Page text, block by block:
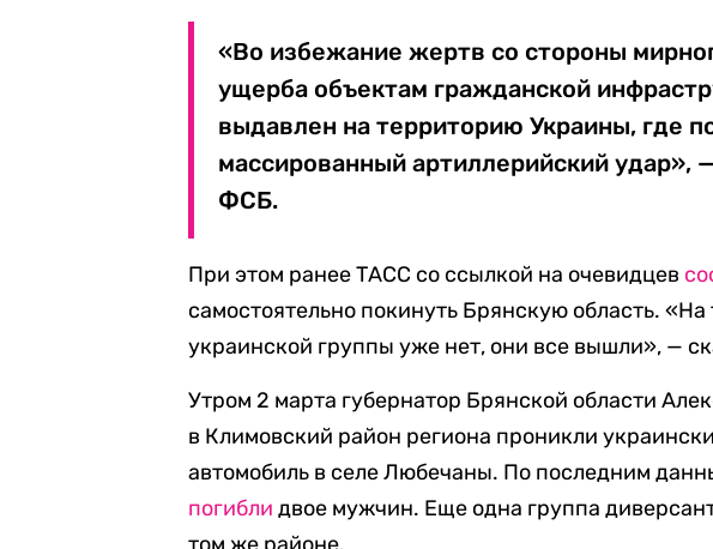
«Во избежание жертв со стороны
ущерба объектам гражданской
выдавлен на территорию Украины, где
массированный артиллерийский удар»,
ФСБ.
При этом ранее ТАСС со ссылкой на очевидцев
самостоятельно покинуть Брянскую область.
украинской группы уже нет, они все вышли», —
Утром 2 марта губернатор Брянской области
в Климовский район региона проникли
автомобиль в селе Любечаны. По последним
погибли двое мужчин. Еще одна группа